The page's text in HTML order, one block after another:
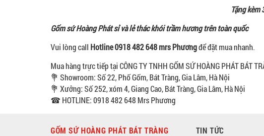
Tặng kèm
Gốm sứ Hoàng Phát sỉ và lẻ thác khói trầm hương trên toàn quốc
Vui lòng call Hotline 0918 482 648 mrs Phươngđể đặt mua nhanh.
Mua hàng trực tiếp tại CÔNG TY TNHH GỐM SỨ HOÀNG PHÁT BÁT
💐 Showroom: Số 22, Phố Gốm, Bát Tràng, Gia Lâm, Hà Nội
💐 Xưởng: Số 252, xóm 4, Giang Cao, Bát Tràng, Gia Lâm, Hà Nội
☎ HOTLINE: 0918 482 648 Mrs Phương
GỐM SỨ HOÀNG PHÁT BÁT TRÀNG TIN TỨC